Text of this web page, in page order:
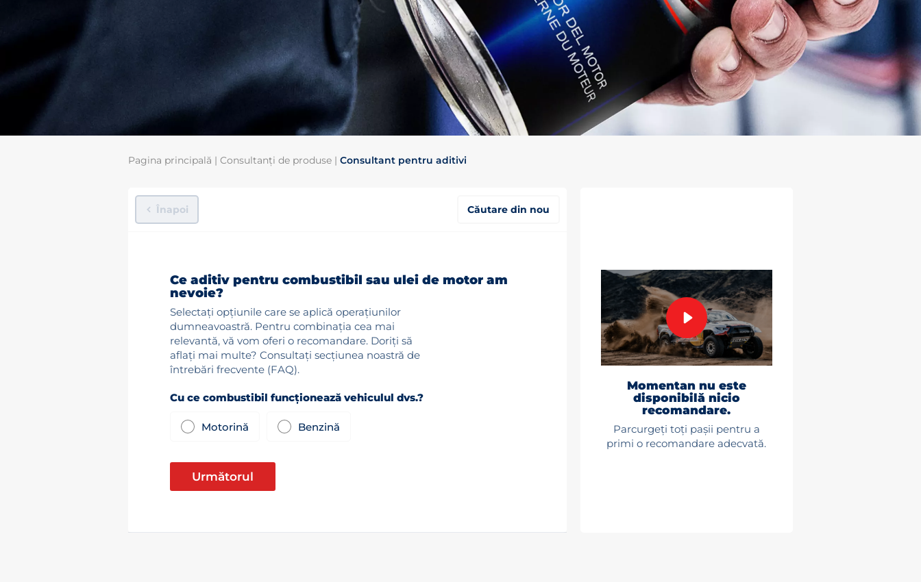
Pagina principală |Consultanți de produse |Consultant pentru aditivi
Înapoi Căutare din nou
Ce aditiv pentru combustibil sau ulei de motor am
nevoie?
Selectați opțiunile care se aplică operațiunilor
dumneavoastră. Pentru combinația cea mai
relevantă, vă vom oferi o recomandare. Doriți să
aflați mai multe? Consultați secțiunea noastră de
întrebări frecvente (FAQ).
Cu ce combustibil funcționează vehiculul dvs.?
Motorină Benzină
Următorul
Momentan nu este
disponibilă nicio
recomandare.
Parcurgeți toți pașii pentru a
primi o recomandare adecvată.